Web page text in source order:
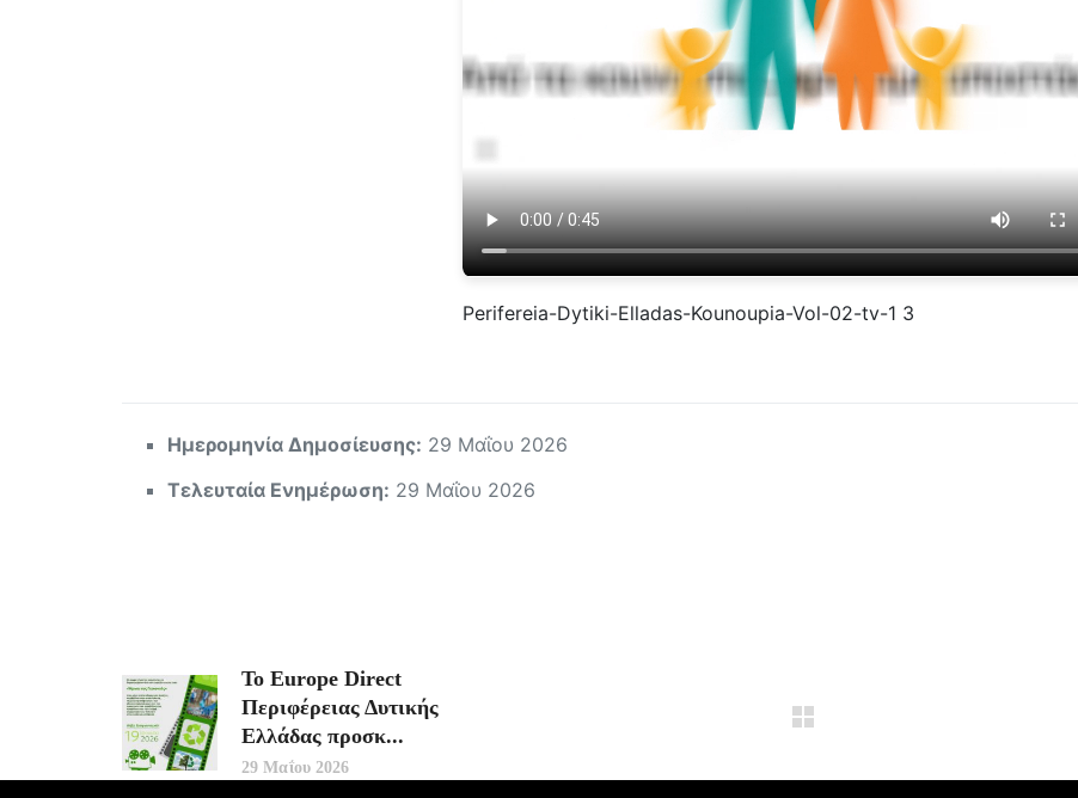
Perifereia-Dytiki-Elladas-Kounoupia-Vol-02-tv-1 3
Ημερομηνία Δημοσίευσης: 29 Μαΐου 2026
Τελευταία Ενημέρωση: 29 Μαΐου 2026
Το Europe Direct
Περιφέρειας Δυτικής
Ελλάδας προσκ...
29 Μαΐου 2026